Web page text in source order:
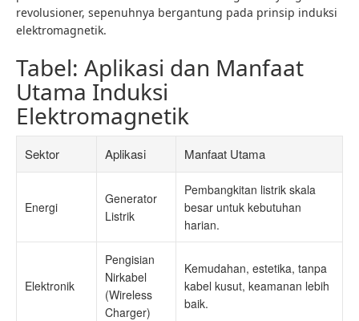
revolusioner, sepenuhnya bergantung pada prinsip induksi
elektromagnetik.
Tabel: Aplikasi dan Manfaat
Utama Induksi
Elektromagnetik
Sektor Aplikasi Manfaat Utama
Energi
Generator
Listrik
Pembangkitan listrik skala
besar untuk kebutuhan
harian.
Elektronik
Pengisian
Nirkabel
(Wireless
Charger)
Kemudahan, estetika, tanpa
kabel kusut, keamanan lebih
baik.